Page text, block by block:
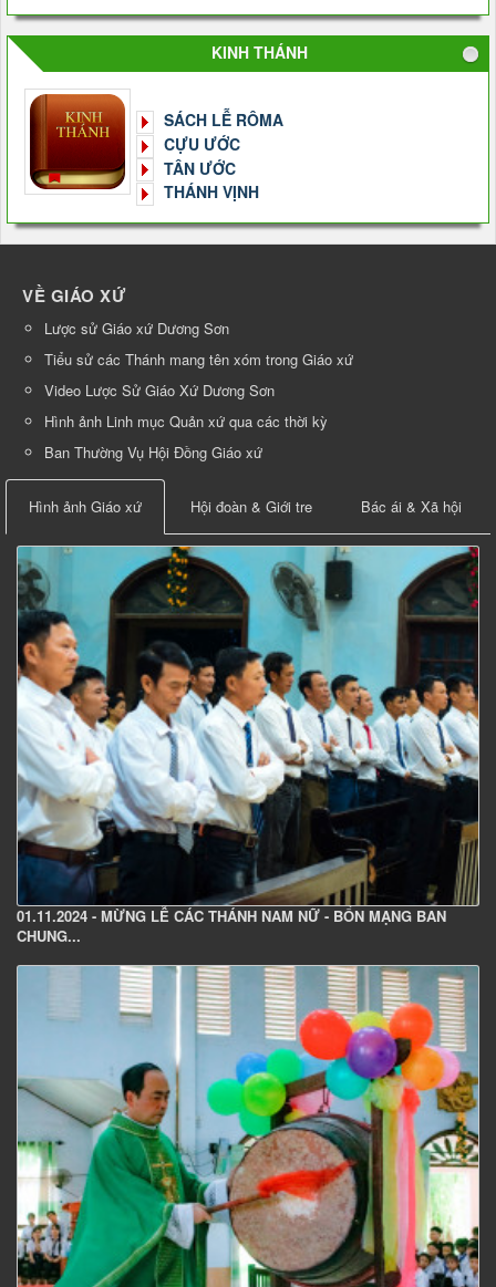
KINH THÁNH
SÁCH LỄ RÔMA
CỰU ƯỚC
TÂN ƯỚC
THÁNH VỊNH
VỀ GIÁO XỨ
Lược sử Giáo xứ Dương Sơn
Tiểu sử các Thánh mang tên xóm trong Giáo xứ
Video Lược Sử Giáo Xứ Dương Sơn
Hình ảnh Linh mục Quản xứ qua các thời kỳ
Ban Thường Vụ Hội Đồng Giáo xứ
Hình ảnh Giáo xứ Hội đoàn & Giới tre Bác ái & Xã hội
01.11.2024 - MỪNG LỄ CÁC THÁNH NAM NỮ - BỔN MẠNG BAN
CHUNG...